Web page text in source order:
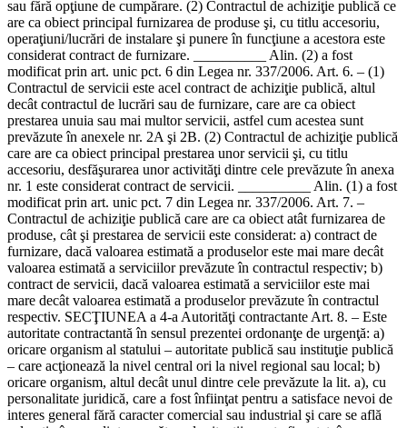
sau fără opţiune de cumpărare. (2) Contractul de achiziţie publică ce
are ca obiect principal furnizarea de produse şi, cu titlu accesoriu,
operaţiuni/lucrări de instalare şi punere în funcţiune a acestora este
considerat contract de furnizare. __________ Alin. (2) a fost
modificat prin art. unic pct. 6 din Legea nr. 337/2006. Art. 6. – (1)
Contractul de servicii este acel contract de achiziţie publică, altul
decât contractul de lucrări sau de furnizare, care are ca obiect
prestarea unuia sau mai multor servicii, astfel cum acestea sunt
prevăzute în anexele nr. 2A şi 2B. (2) Contractul de achiziţie publică
care are ca obiect principal prestarea unor servicii şi, cu titlu
accesoriu, desfăşurarea unor activităţi dintre cele prevăzute în anexa
nr. 1 este considerat contract de servicii. __________ Alin. (1) a fost
modificat prin art. unic pct. 7 din Legea nr. 337/2006. Art. 7. –
Contractul de achiziţie publică care are ca obiect atât furnizarea de
produse, cât şi prestarea de servicii este considerat: a) contract de
furnizare, dacă valoarea estimată a produselor este mai mare decât
valoarea estimată a serviciilor prevăzute în contractul respectiv; b)
contract de servicii, dacă valoarea estimată a serviciilor este mai
mare decât valoarea estimată a produselor prevăzute în contractul
respectiv. SECŢIUNEA a 4-a Autorităţi contractante Art. 8. – Este
autoritate contractantă în sensul prezentei ordonanţe de urgenţă: a)
oricare organism al statului – autoritate publică sau instituţie publică
– care acţionează la nivel central ori la nivel regional sau local; b)
oricare organism, altul decât unul dintre cele prevăzute la lit. a), cu
personalitate juridică, care a fost înfiinţat pentru a satisface nevoi de
interes general fără caracter comercial sau industrial şi care se află